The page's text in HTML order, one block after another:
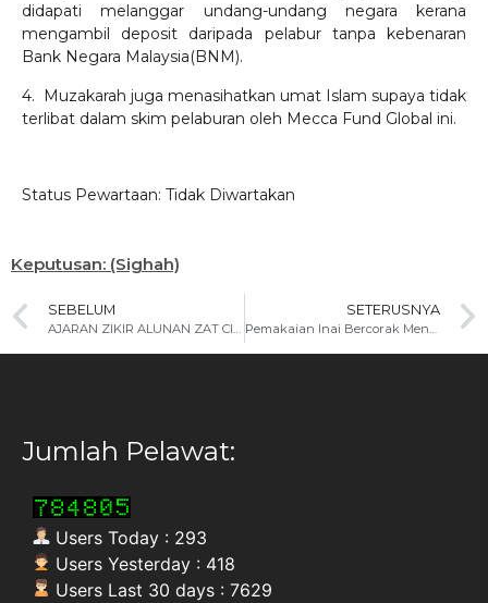
didapati melanggar undang-undang negara kerana
mengambil deposit daripada pelabur tanpa kebenaran
Bank Negara Malaysia(BNM).
4. Muzakarah juga menasihatkan umat Islam supaya tidak
terlibat dalam skim pelaburan oleh Mecca Fund Global ini.
Status Pewartaan: Tidak Diwartakan
Keputusan: (Sighah)
SEBELUM
AJARAN ZIKIR ALUNAN ZAT CINTA ATAU HIKMAH AL-FATIHAH DARIPADA MOHD ZAMAN BIN MOHD NOR
SETERUSNYA
Pemakaian Inai Bercorak Mengikut Syarak
Jumlah Pelawat:
Users Today : 293
Users Yesterday : 418
Users Last 30 days : 7629